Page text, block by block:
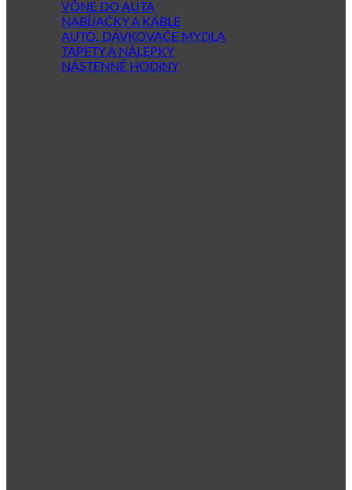
VÔNE DO AUTA
NABÍJAČKY A KÁBLE
AUTO. DÁVKOVAČE MYDLA
TAPETY A NÁLEPKY
NÁSTENNÉ HODINY